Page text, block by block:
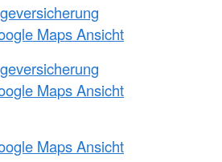
Maps Ansicht
Maps Ansicht
Maps Ansicht